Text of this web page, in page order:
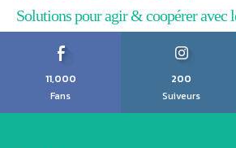
Solutions pour agir & coopérer avec
11,000
Fans
200
Suiveurs